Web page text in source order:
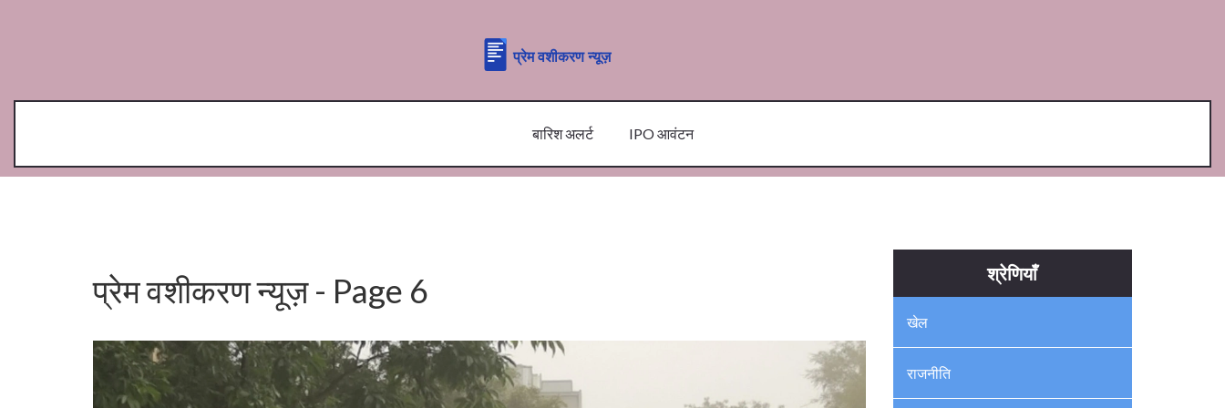
बारिश अलर्ट IPO आवंटन
प्रेम वशीकरण न्यूज़ - Page 6 श्रेणियाँ
खेल
राजनीति